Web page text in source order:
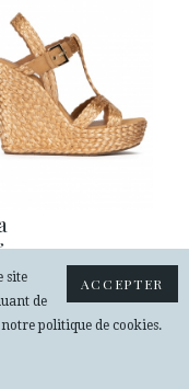
compensées en raphia
ACCEPTER
site
de
politique de cookies.